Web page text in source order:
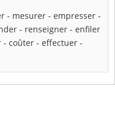
- mesurer - empresser -
- renseigner - enfiler
- coûter - effectuer -